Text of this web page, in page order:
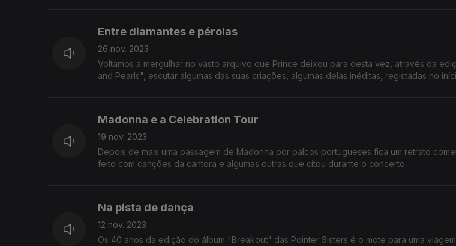
Entre diamantes e pérolas
26 nov. 2023
Voltamos a mergulhar no vasto arquivo que Prince deixou para desta vez, através da
and Pearls", escutar algumas das suas criações, algumas delas inéditas, registadas no
Madonna e a Celebration Tour
19 nov. 2023
Depois de mais uma passagem de Madonna por palcos portugueses fica um retrato
feito com canções da cantora e algumas outras que citou durante o concerto.
Na pista de dança
12 nov. 2023
Os 40 anos da edição do álbum "Breakout" das Pointer Sisters é o mote para uma